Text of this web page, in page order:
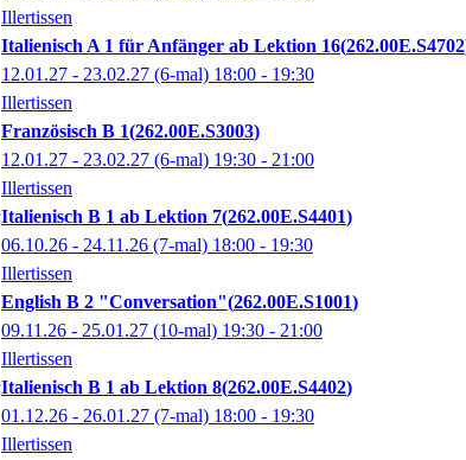
Italienisch B 1 ab Lektion 7 262.00E.S4401
06.10.26 - 24.11.26 (7-mal) 18:00 - 19:30
Illertissen
English B 2 "Conversation" 262.00E.S1001
09.11.26 - 25.01.27 (10-mal) 19:30 - 21:00
Illertissen
Italienisch B 1 ab Lektion 8 262.00E.S4402
01.12.26 - 26.01.27 (7-mal) 18:00 - 19:30
Illertissen
Illertissen
Italienisch A 1 für Anfänger ab Lektion 16 262.00E.S4702
12.01.27 - 23.02.27 (6-mal) 18:00 - 19:30
Illertissen
Französisch B 1 262.00E.S3003
12.01.27 - 23.02.27 (6-mal) 19:30 - 21:00
Illertissen